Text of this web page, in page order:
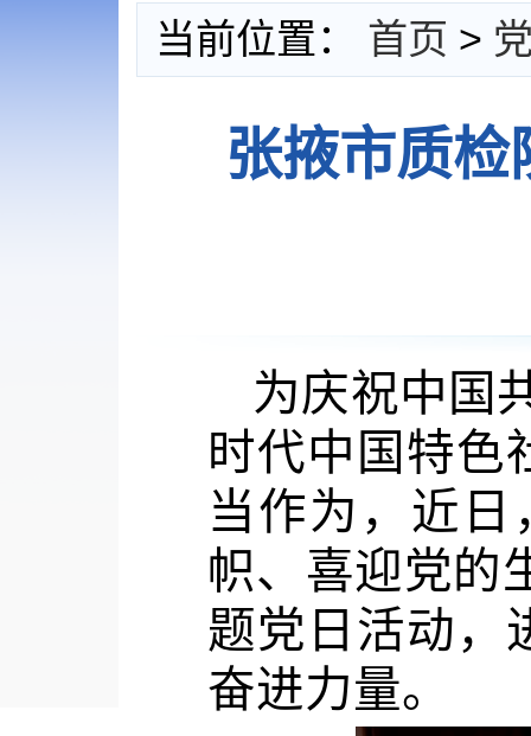
当前位置： 首页 >
张掖市质检
为庆祝中国
时代中国特色
当作为， 近日
帜、喜迎党的
题党日活动，
奋进力量。